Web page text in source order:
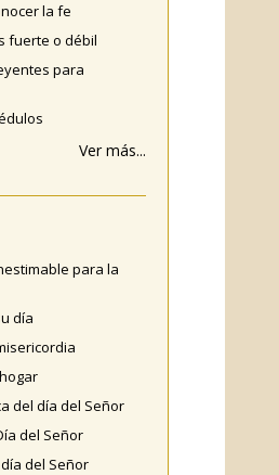
la fe
fuerte o débil
para
Ver más...
para la
día
del día del Señor
del Señor
del Señor